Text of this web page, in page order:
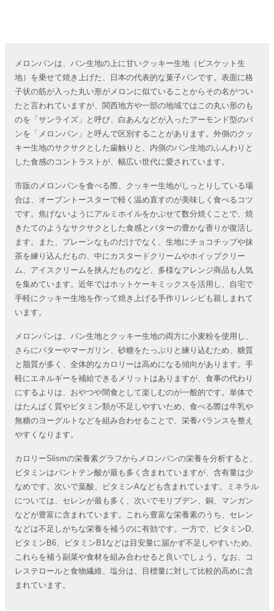
メロンパンは、パン生地の上に甘いクッキー生地（ビスケット生
地）を乗せて焼き上げた、日本の代表的な菓子パンです。表面に格
子状の筋が入った丸い形がメロンに似ていることからその名がつい
たと言われていますが、関西地方や一部の地域ではこの丸い形のも
のを「サンライズ」と呼び、白あんなどが入ったアーモンド型のパ
ンを「メロンパン」と呼んで区別することがあります。外側のクッ
キー生地のサクサクとした歯触りと、内側のパン生地のふんわりと
した食感のコントラストが、幅広い世代に愛されています。
市販のメロンパンを食べる際、クッキー生地がしっとりしている場
合は、オーブントースターで軽く温め直すのが美味しく食べるコツ
です。焦げないようにアルミホイルをかぶせて数分焼くことで、焼
きたてのようなサクサクとした食感とバターの豊かな香りが復活し
ます。また、プレーンなものだけでなく、生地にチョコチップや抹
茶を練り込んだもの、中にカスタードクリームやホイップクリー
ム、アイスクリームを挟んだものなど、多様なアレンジ商品も人気
を集めています。近年ではホットケーキミックスを活用し、自宅で
手軽にクッキー生地を作って焼き上げる手作りレシピも親しまれて
います。
メロンパンは、パン生地とクッキー生地の両方に小麦粉を使用し、
さらにバターやマーガリン、砂糖をたっぷりと練り込むため、糖質
と脂質が多く、全体的なカロリーは高めになる傾向があります。手
軽にエネルギーを補給できるメリットはありますが、食事の代わり
にするよりは、おやつや間食として楽しむのが一般的です。単体で
はたんぱく質やビタミン類が不足しやすいため、食べる際は牛乳や
無糖のヨーグルトなどを組み合わせることで、栄養バランスを整え
やすくなります。
カロリーSlismの栄養素グラフからメロンパンの栄養を分析すると、
ビタミンはパントテン酸が最も多く含まれていますが、含有量は少
なめです。次いで葉酸、ビタミンAなども含まれています。ミネラル
については、セレンが最も多く、次いでモリブデン、銅、マンガン
などが豊富に含まれています。これら豊富な栄養素のうち、セレン
などは不足しがちな栄養を補うのに有効です。一方で、ビタミンD、
ビタミンB6、ビタミンB1などは目安量に届かず不足しやすいため、
これらを補う副菜や食材を組み合わせると良いでしょう。なお、コ
レステロールと食物繊維、塩分は、目標量に対して比較的高めに含
まれています。